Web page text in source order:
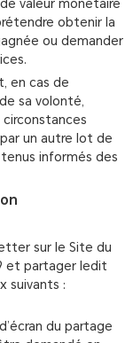
valeur monétaire
obtenir la
ou demander
en cas de
sa volonté,
un autre lot de
informés des
sur le Site du
et partager ledit
suivants :
du partage